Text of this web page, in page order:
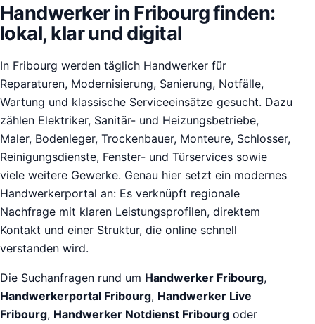
Handwerker in Fribourg finden:
lokal, klar und digital
In Fribourg werden täglich Handwerker für
Reparaturen, Modernisierung, Sanierung, Notfälle,
Wartung und klassische Serviceeinsätze gesucht. Dazu
zählen Elektriker, Sanitär- und Heizungsbetriebe,
Maler, Bodenleger, Trockenbauer, Monteure, Schlosser,
Reinigungsdienste, Fenster- und Türservices sowie
viele weitere Gewerke. Genau hier setzt ein modernes
Handwerkerportal an: Es verknüpft regionale
Nachfrage mit klaren Leistungsprofilen, direktem
Kontakt und einer Struktur, die online schnell
verstanden wird.
Die Suchanfragen rund um Handwerker Fribourg,
Handwerkerportal Fribourg, Handwerker Live
Fribourg, Handwerker Notdienst Fribourg oder